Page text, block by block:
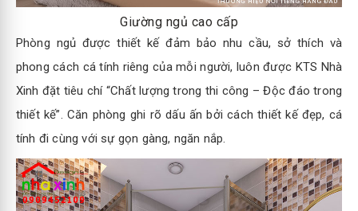
Giường ngủ cao cấp
Phòng ngủ được thiết kế đảm bảo nhu cầu, sở thích và
phong cách cá tính riêng của mỗi người, luôn được KTS Nhà
Xinh đặt tiêu chí “Chất lượng trong thi công – Độc đáo trong
thiết kế”. Căn phòng ghi rõ dấu ấn bởi cách thiết kế đẹp, cá
tính đi cùng với sự gọn gàng, ngăn nắp.